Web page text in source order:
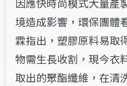
因應快時尚模式大量產
境造成影響，環保團體
霖指出，塑膠原料易取
物需生長收割，現今衣
取出的聚酯纖維，在清